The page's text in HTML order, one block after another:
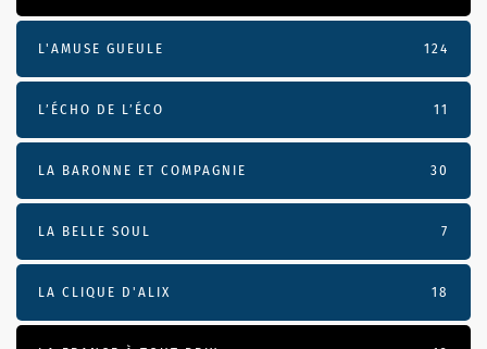
L'AMUSE GUEULE 124
L’ÉCHO DE L’ÉCO 11
LA BARONNE ET COMPAGNIE 30
LA BELLE SOUL 7
LA CLIQUE D'ALIX 18